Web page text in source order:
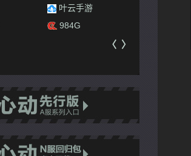
叶云手游
984G
〈 〉